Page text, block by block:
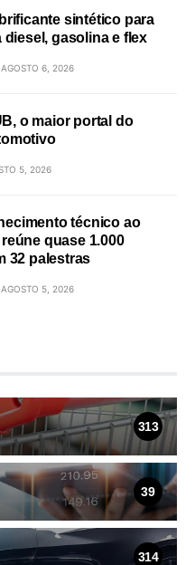
sintético para
gasolina e flex
AGOSTO 6, 2026
o maior portal do
5, 2026
técnico ao
quase 1.000
32 palestras
AGOSTO 5, 2026
313
39
314